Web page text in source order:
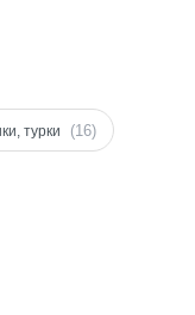
турки (16)